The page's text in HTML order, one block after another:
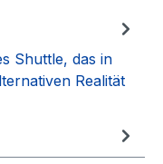
Shuttle, das in
Realität